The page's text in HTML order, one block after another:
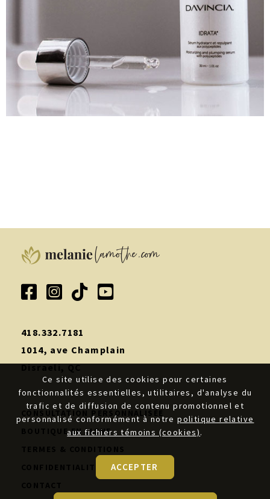
Ce site utilise des cookies pour certaines
fonctionnalités essentielles, utilitaires, d'analyse du
trafic et de diffusion de contenu promotionnel et
personnalisé conformément à notrepolitique relative
aux fichiers témoins (cookies).
ACCEPTER
418.332.7181
1014, ave Champlain
Disraeli, QC
CONSULTATION PERSONNALISÉE
BOUTIQUE EN LIGNE